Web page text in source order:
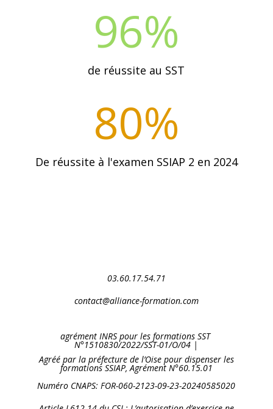
96%
de réussite au SST
80%
De réussite à l'examen SSIAP 2 en 2024
03.60.17.54.71
contact@alliance-formation.com
agrément INRS pour les formations SST
N°1510830/2022/SST-01/O/04 |
Agréé par la préfecture de l’Oise pour dispenser les
formations SSIAP, Agrément N°60.15.01
Numéro CNAPS: FOR-060-2123-09-23-20240585020